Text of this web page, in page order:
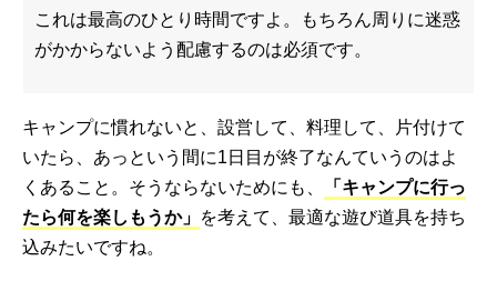
これは最高のひとり時間ですよ。もちろん周りに迷惑
がかからないよう配慮するのは必須です。
キャンプに慣れないと、設営して、料理して、片付けて
いたら、あっという間に1日目が終了なんていうのはよ
くあること。そうならないためにも、
「キャンプに行っ
たら何を楽しもうか」 を考えて、最適な遊び道具を持ち
込みたいですね。